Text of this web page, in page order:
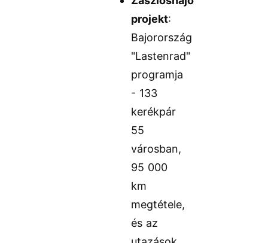
projekt:
Bajorország
"Lastenrad"
programja
- 133
kerékpár
55
városban,
95 000
km
megtétele,
és az